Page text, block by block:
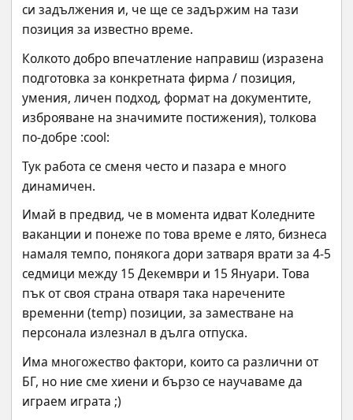
си задължения и, че ще се задържим на тази
позиция за известно време.
Колкото добро впечатление направиш (изразена
подготовка за конкретната фирма / позиция,
умения, личен подход, формат на документите,
изброяване на значимите постижения), толкова
по-добре :cool:
Тук работа се сменя често и пазара е много
динамичен.
Имай в предвид, че в момента идват Коледните
ваканции и понеже по това време е лято, бизнеса
намаля темпо, понякога дори затваря врати за 4-5
седмици между 15 Декември и 15 Януари. Това
пък от своя страна отваря така наречените
временни (temp) позиции, за заместване на
персонала излезнал в дълга отпуска.
Има многожество фактори, които са различни от
БГ, но ние сме хиени и бързо се научаваме да
играем играта ;)